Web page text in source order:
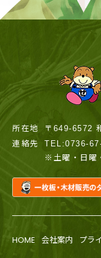
所在地
〒649-6572
連絡先
TEL:0736-
※土曜・日曜
HOME 会社案内 プラ